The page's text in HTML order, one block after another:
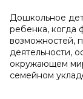
Дошкольное
ребенка, когда
возможностей,
деятельности,
окружающем
семейном